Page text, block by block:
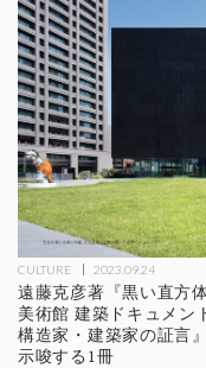
CULTURE 2023.09.24
遠藤克彦著『黒い直方
美術館 建築ドキュメ
構造家・建築家の証言
示唆する1冊